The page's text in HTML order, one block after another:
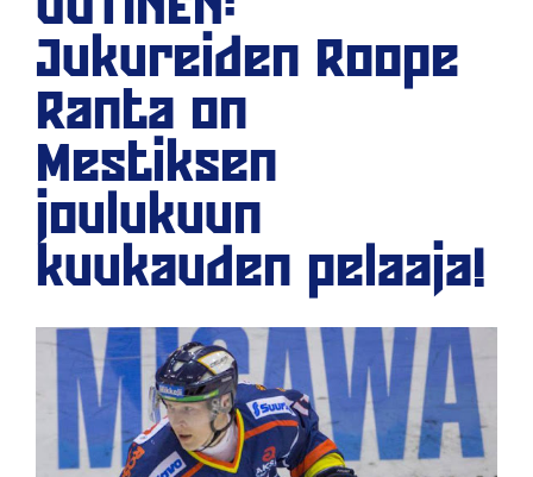
Jukureiden Roope
Ranta on
Mestiksen
joulukuun
kuukauden pelaaja!